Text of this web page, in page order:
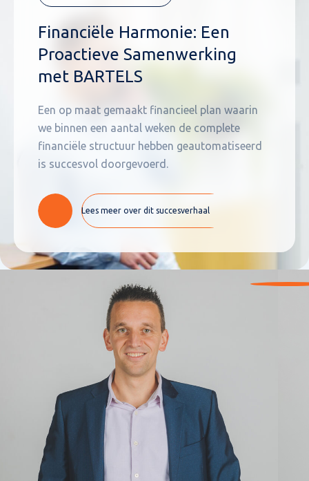
Financiële Harmonie: Een
Proactieve Samenwerking
met BARTELS
Een op maat gemaakt financieel plan waarin
we binnen een aantal weken de complete
financiële structuur hebben geautomatiseerd
is succesvol doorgevoerd.
Lees meer over dit succesverhaal